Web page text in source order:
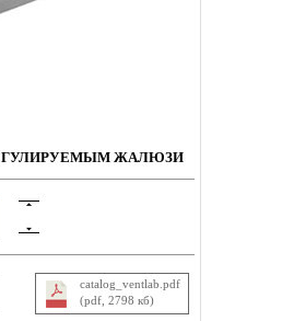
ЖАЛЮЗИ
catalog_ventlab.pdf
(pdf, 2798 кб)